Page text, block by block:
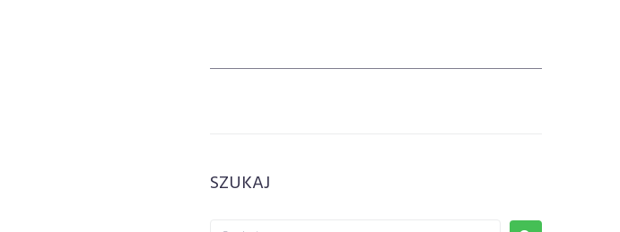
SZUKAJ